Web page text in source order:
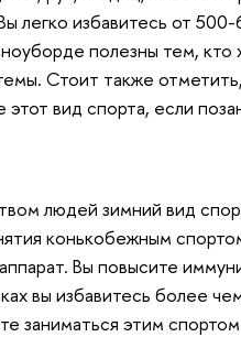
избавитесь от
полезны тем, кто
Стоит также
вид спорта, если
людей зимний вид
конькобежным
Вы повысите
вы избавитесь более
заниматься этим